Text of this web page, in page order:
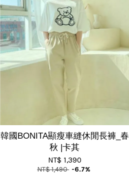
韓國BONITA顯瘦車縫休閒長褲_春
秋 |卡其
NT$ 1,390
NT$ 1,490 -6.7%